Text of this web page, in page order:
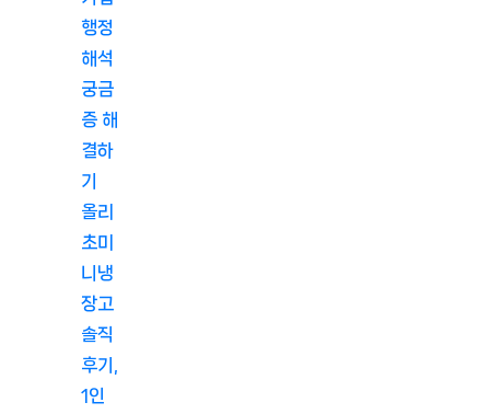
행정
해석
궁금
증 해
결하
기
올리
초미
니냉
장고
솔직
후기,
1인